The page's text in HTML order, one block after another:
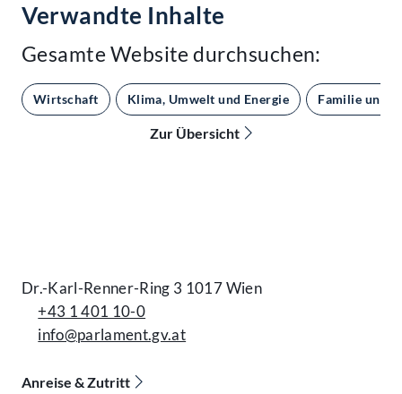
Verwandte Inhalte
Gesamte Website durchsuchen:
Wirtschaft Klima, Umwelt und Energie Familie und
Zur Übersicht
Dr.-Karl-Renner-Ring 3 1017 Wien
+43 1 401 10-0
info@parlament.gv.at
Anreise & Zutritt